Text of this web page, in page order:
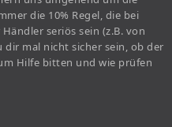
die 10% Regel, die bei
seriös sein (z.B. von
mal nicht sicher sein, ob der
Hilfe bitten und wie prüfen